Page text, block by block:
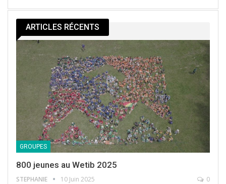
Nous nous sommes régalés avec des pains bagnats.
ARTICLES RÉCENTS
GROUPES
800 jeunes au Wetib 2025
STEPHANIE 10 Juin 2025 0